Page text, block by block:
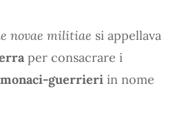
novae militiae si appellava
per consacrare i
monaci-guerrieri in nome